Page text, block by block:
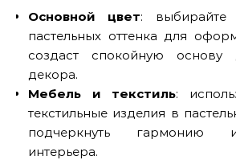
Основной цвет:
пастельных оттенка для
создаст спокойную основу
декора.
Мебель и текстиль:
текстильные изделия в
подчеркнуть гармонию
интерьера.